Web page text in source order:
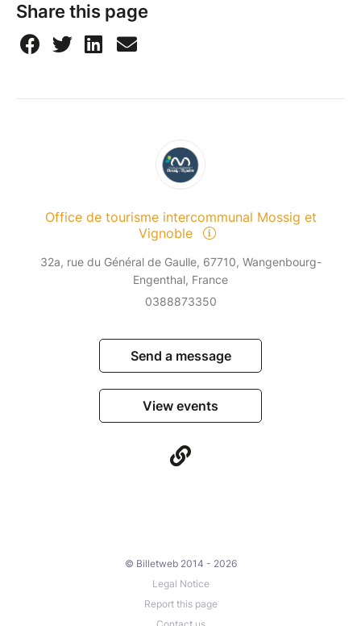
Share this page
Office de tourisme intercommunal Mossig et
Vignoble
32a, rue du Général de Gaulle, 67710, Wangenbourg-
Engenthal, France
0388873350
Send a message
View events
© Billetweb 2014 - 2026
Legal Notice
Report this page